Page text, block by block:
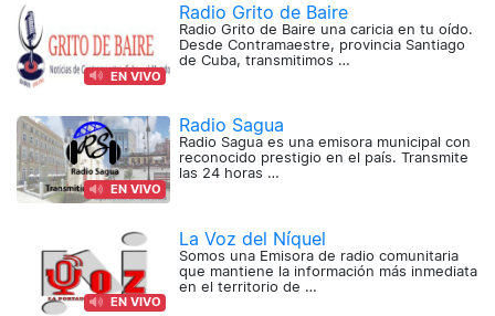
EN VIVO
Radio Grito de Baire
Radio Grito de Baire una caricia en tu oído.
Desde Contramaestre, provincia Santiago
de Cuba, transmitimos …
EN VIVO
Radio Sagua
Radio Sagua es una emisora municipal con
reconocido prestigio en el país. Transmite
las 24 horas …
EN VIVO
La Voz del Níquel
Somos una Emisora de radio comunitaria
que mantiene la información más inmediata
en el territorio de …